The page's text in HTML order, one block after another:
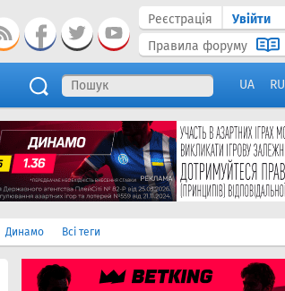
Реєстрація
Увійти
Правила форуму
UA RU
Динамо Всі теги